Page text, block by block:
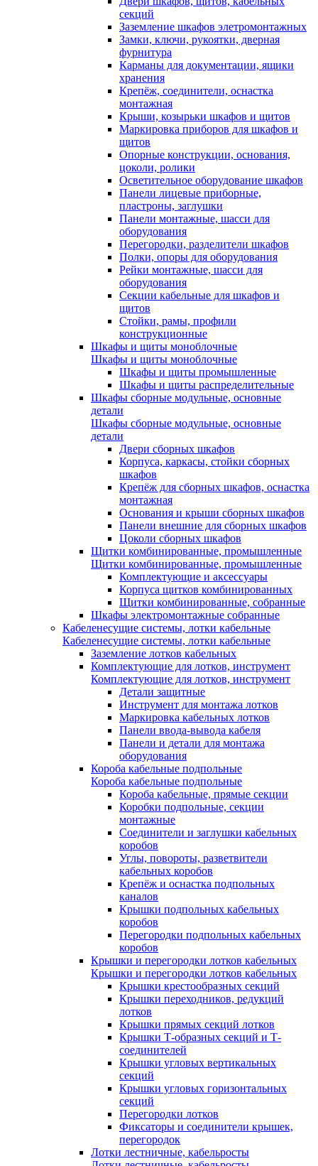
секций
Заземление шкафов элетромонтажных
Замки, ключи, рукоятки, дверная
фурнитура
Карманы для документации, ящики
хранения
Крепёж, соединители, оснастка
монтажная
Крыши, козырьки шкафов и щитов
Маркировка приборов для шкафов и
щитов
Опорные конструкции, основания,
цоколи, ролики
Осветительное оборудование шкафов
Панели лицевые приборные,
пластроны, заглушки
Панели монтажные, шасси для
оборудования
Перегородки, разделители шкафов
Полки, опоры для оборудования
Рейки монтажные, шасси для
оборудования
Секции кабельные для шкафов и
щитов
Стойки, рамы, профили
конструкционные
Шкафы и щиты моноблочные
Шкафы и щиты моноблочные
Шкафы и щиты промышленные
Шкафы и щиты распределительные
Шкафы сборные модульные, основные
детали
Шкафы сборные модульные, основные
детали
Двери сборных шкафов
Корпуса, каркасы, стойки сборных
шкафов
Крепёж для сборных шкафов, оснастка
монтажная
Основания и крыши сборных шкафов
Панели внешние для сборных шкафов
Цоколи сборных шкафов
Щитки комбинированные, промышленные
Щитки комбинированные, промышленные
Комплектующие и аксессуары
Корпуса щитков комбинированных
Щитки комбинированные, собранные
Шкафы электромонтажные собранные
Кабеленесущие системы, лотки кабельные
Кабеленесущие системы, лотки кабельные
Заземление лотков кабельных
Комплектующие для лотков, инструмент
Комплектующие для лотков, инструмент
Детали защитные
Инструмент для монтажа лотков
Маркировка кабельных лотков
Панели ввода-вывода кабеля
Панели и детали для монтажа
оборудования
Короба кабельные подпольные
Короба кабельные подпольные
Короба кабельные, прямые секции
Коробки подпольные, секции
монтажные
Соединители и заглушки кабельных
коробов
Углы, повороты, разветвители
кабельных коробов
Крепёж и оснастка подпольных
каналов
Крышки подпольных кабельных
коробов
Перегородки подпольных кабельных
коробов
Крышки и перегородки лотков кабельных
Крышки и перегородки лотков кабельных
Крышки крестообразных секций
Крышки переходников, редукций
лотков
Крышки прямых секций лотков
Крышки Т-образных секций и Т-
соединителей
Крышки угловых вертикальных
секций
Крышки угловых горизонтальных
секций
Перегородки лотков
Фиксаторы и соединители крышек,
перегородок
Лотки лестничные, кабельросты